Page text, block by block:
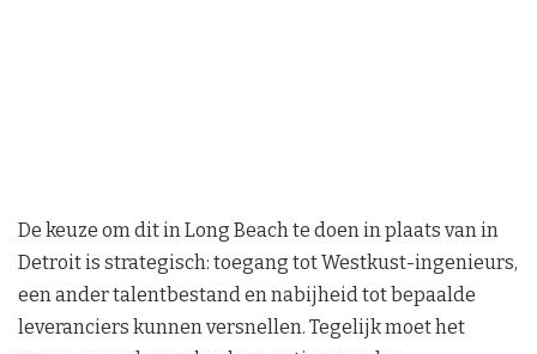
De keuze om dit in Long Beach te doen in plaats van in
Detroit is strategisch: toegang tot Westkust-ingenieurs,
een ander talentbestand en nabijheid tot bepaalde
leveranciers kunnen versnellen. Tegelijk moet het